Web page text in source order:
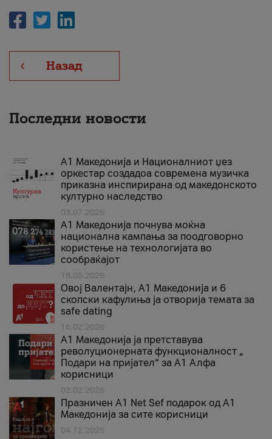
Назад
Последни новости
А1 Македонија и Националниот џез
оркестар создадоа современа музичка
приказна инспирирана од македонското
културно наследство
03.07.2026
A1 Македонија почнува моќна
национална кампања за поодговорно
користење на технологијата во
сообраќајот
18.05.2026
Овој Валентајн, A1 Македонија и 6
скопски кафулиња ја отворија темата за
safe dating
16.02.2026
А1 Македонија ја претставува
револуционерната функционалност „
Подари на пријател“ за А1 Алфа
корисници
02.02.2026
Празничен A1 Net Sеf подарок од А1
Македонија за сите корисници
04.12.2025